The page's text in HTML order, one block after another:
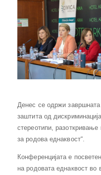
Денес се одржи
заштита од
стереотипи,
за родова еднаквост“.
Конференцијата е
на родовата еднаквост